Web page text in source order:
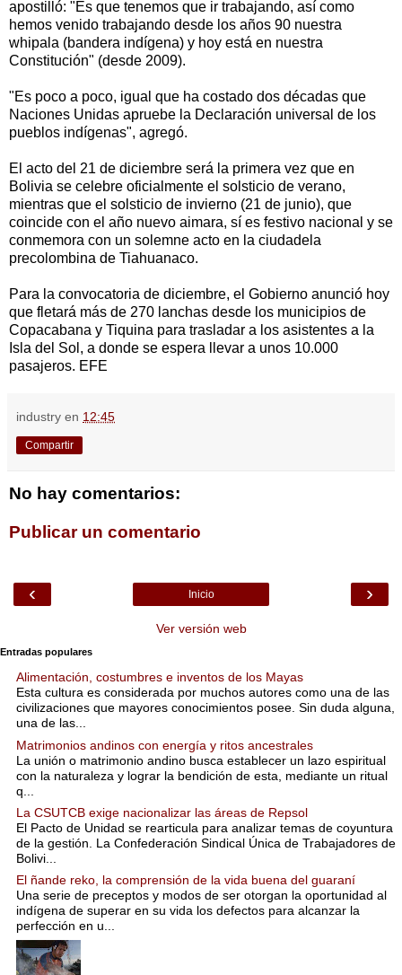
apostilló: "Es que tenemos que ir trabajando, así como
hemos venido trabajando desde los años 90 nuestra
whipala (bandera indígena) y hoy está en nuestra
Constitución" (desde 2009).
"Es poco a poco, igual que ha costado dos décadas que
Naciones Unidas apruebe la Declaración universal de los
pueblos indígenas", agregó.
El acto del 21 de diciembre será la primera vez que en
Bolivia se celebre oficialmente el solsticio de verano,
mientras que el solsticio de invierno (21 de junio), que
coincide con el año nuevo aimara, sí es festivo nacional y se
conmemora con un solemne acto en la ciudadela
precolombina de Tiahuanaco.
Para la convocatoria de diciembre, el Gobierno anunció hoy
que fletará más de 270 lanchas desde los municipios de
Copacabana y Tiquina para trasladar a los asistentes a la
Isla del Sol, a donde se espera llevar a unos 10.000
pasajeros. EFE
industry en 12:45
Compartir
No hay comentarios:
Publicar un comentario
‹ ›
Inicio
Ver versión web
Entradas populares
Alimentación, costumbres e inventos de los Mayas
Esta cultura es considerada por muchos autores como una de las
civilizaciones que mayores conocimientos posee. Sin duda alguna,
una de las...
Matrimonios andinos con energía y ritos ancestrales
La unión o matrimonio andino busca establecer un lazo espiritual
con la naturaleza y lograr la bendición de esta, mediante un ritual
q...
La CSUTCB exige nacionalizar las áreas de Repsol
El Pacto de Unidad se rearticula para analizar temas de coyuntura
de la gestión. La Confederación Sindical Única de Trabajadores de
Bolivi...
El ñande reko, la comprensión de la vida buena del guaraní
Una serie de preceptos y modos de ser otorgan la oportunidad al
indígena de superar en su vida los defectos para alcanzar la
perfección en u...